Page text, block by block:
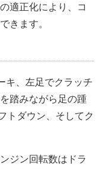
適正化により、コ
きます。
キ、左足でクラッチ
踏みながら足の踵
トダウン、そしてク
ジン回転数はドラ